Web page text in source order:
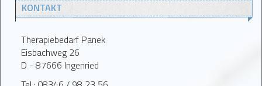
KONTAKT
Therapiebedarf Panek
Eisbachweg 26
D - 87666 Ingenried